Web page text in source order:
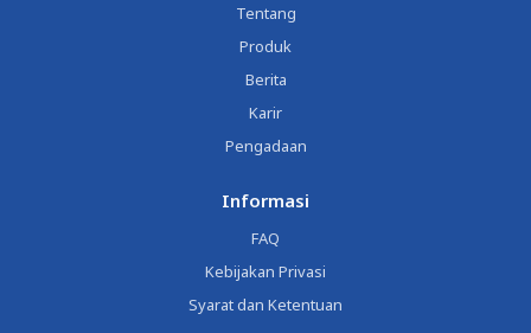
Tentang
Produk
Berita
Karir
Pengadaan
Informasi
FAQ
Kebijakan Privasi
Syarat dan Ketentuan